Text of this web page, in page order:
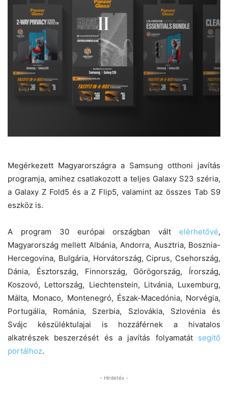
Megérkezett Magyarországra a Samsung otthoni javítás
programja, amihez csatlakozott a teljes Galaxy S23 széria,
a Galaxy Z Fold5 és a Z Flip5, valamint az összes Tab S9
eszköz is.
A program 30 európai országban vált elérhetővé,
Magyarország mellett Albánia, Andorra, Ausztria, Bosznia-
Hercegovina, Bulgária, Horvátország, Ciprus, Csehország,
Dánia, Észtország, Finnország, Görögország, Írország,
Koszovó, Lettország, Liechtenstein, Litvánia, Luxemburg,
Málta, Monaco, Montenegró, Észak-Macedónia, Norvégia,
Portugália, Románia, Szerbia, Szlovákia, Szlovénia és
Svájc készüléktulajai is hozzáférnek a hivatalos
alkatrészek beszerzését és a javítás folyamatát segítő
portálhoz.
- Hirdetés -